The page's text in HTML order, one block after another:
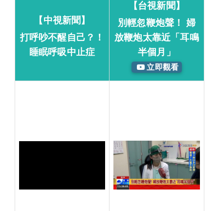
【中視新聞】
打呼吵不醒自己？！
睡眠呼吸中止症
【台視新聞】
別輕忽鞭炮聲！ 婦
放鞭炮太靠近「耳鳴
半個月」
立即觀看